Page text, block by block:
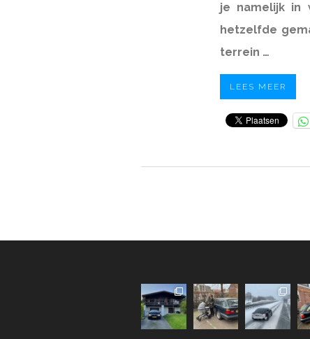
je namelijk in
hetzelfde
terrein …
LEES MEER